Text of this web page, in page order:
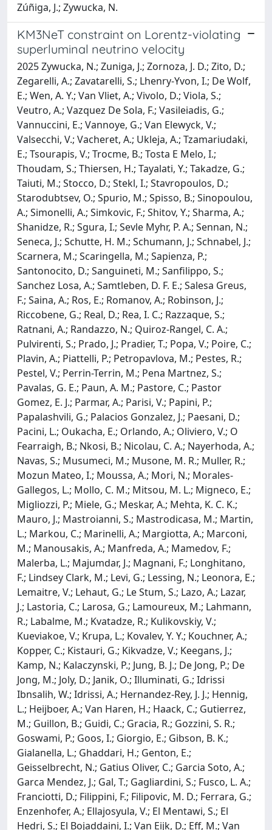
Zúñiga, J.; Zywucka, N.
KM3NeT constraint on Lorentz-violating
superluminal neutrino velocity
2025 Zywucka, N.; Zuniga, J.; Zornoza, J. D.; Zito, D.;
Zegarelli, A.; Zavatarelli, S.; Lhenry-Yvon, I.; De Wolf,
E.; Wen, A. Y.; Van Vliet, A.; Vivolo, D.; Viola, S.;
Veutro, A.; Vazquez De Sola, F.; Vasileiadis, G.;
Vannuccini, E.; Vannoye, G.; Van Elewyck, V.;
Valsecchi, V.; Vacheret, A.; Ukleja, A.; Tzamariudaki,
E.; Tsourapis, V.; Trocme, B.; Tosta E Melo, I.;
Thoudam, S.; Thiersen, H.; Tayalati, Y.; Takadze, G.;
Taiuti, M.; Stocco, D.; Stekl, I.; Stavropoulos, D.;
Starodubtsev, O.; Spurio, M.; Spisso, B.; Sinopoulou,
A.; Simonelli, A.; Simkovic, F.; Shitov, Y.; Sharma, A.;
Shanidze, R.; Sgura, I.; Sevle Myhr, P. A.; Sennan, N.;
Seneca, J.; Schutte, H. M.; Schumann, J.; Schnabel, J.;
Scarnera, M.; Scaringella, M.; Sapienza, P.;
Santonocito, D.; Sanguineti, M.; Sanfilippo, S.;
Sanchez Losa, A.; Samtleben, D. F. E.; Salesa Greus,
F.; Saina, A.; Ros, E.; Romanov, A.; Robinson, J.;
Riccobene, G.; Real, D.; Rea, I. C.; Razzaque, S.;
Ratnani, A.; Randazzo, N.; Quiroz-Rangel, C. A.;
Pulvirenti, S.; Prado, J.; Pradier, T.; Popa, V.; Poire, C.;
Plavin, A.; Piattelli, P.; Petropavlova, M.; Pestes, R.;
Pestel, V.; Perrin-Terrin, M.; Pena Martnez, S.;
Pavalas, G. E.; Paun, A. M.; Pastore, C.; Pastor
Gomez, E. J.; Parmar, A.; Parisi, V.; Papini, P.;
Papalashvili, G.; Palacios Gonzalez, J.; Paesani, D.;
Pacini, L.; Oukacha, E.; Orlando, A.; Oliviero, V.; O
Fearraigh, B.; Nkosi, B.; Nicolau, C. A.; Nayerhoda, A.;
Navas, S.; Musumeci, M.; Musone, M. R.; Muller, R.;
Mozun Mateo, I.; Moussa, A.; Mori, N.; Morales-
Gallegos, L.; Mollo, C. M.; Mitsou, M. L.; Migneco, E.;
Migliozzi, P.; Miele, G.; Meskar, A.; Mehta, K. C. K.;
Mauro, J.; Mastroianni, S.; Mastrodicasa, M.; Martin,
L.; Markou, C.; Marinelli, A.; Margiotta, A.; Marconi,
M.; Manousakis, A.; Manfreda, A.; Mamedov, F.;
Malerba, L.; Majumdar, J.; Magnani, F.; Longhitano,
F.; Lindsey Clark, M.; Levi, G.; Lessing, N.; Leonora, E.;
Lemaitre, V.; Lehaut, G.; Le Stum, S.; Lazo, A.; Lazar,
J.; Lastoria, C.; Larosa, G.; Lamoureux, M.; Lahmann,
R.; Labalme, M.; Kvatadze, R.; Kulikovskiy, V.;
Kueviakoe, V.; Krupa, L.; Kovalev, Y. Y.; Kouchner, A.;
Kopper, C.; Kistauri, G.; Kikvadze, V.; Keegans, J.;
Kamp, N.; Kalaczynski, P.; Jung, B. J.; De Jong, P.; De
Jong, M.; Joly, D.; Janik, O.; Illuminati, G.; Idrissi
Ibnsalih, W.; Idrissi, A.; Hernandez-Rey, J. J.; Hennig,
L.; Heijboer, A.; Van Haren, H.; Haack, C.; Gutierrez,
M.; Guillon, B.; Guidi, C.; Gracia, R.; Gozzini, S. R.;
Goswami, P.; Goos, I.; Giorgio, E.; Gibson, B. K.;
Gialanella, L.; Ghaddari, H.; Genton, E.;
Geisselbrecht, N.; Gatius Oliver, C.; Garcia Soto, A.;
Garca Mendez, J.; Gal, T.; Gagliardini, S.; Fusco, L. A.;
Franciotti, D.; Filippini, F.; Filipovic, M. D.; Ferrara, G.;
Enzenhofer, A.; Ellajosyula, V.; El Mentawi, S.; El
Hedri, S.; El Bojaddaini, I.; Van Eijk, D.; Eff, M.; Van